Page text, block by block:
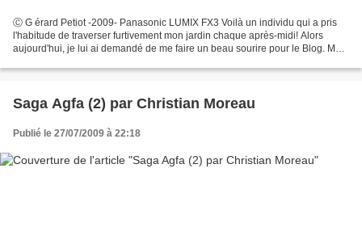
Ⓒ G érard Petiot -2009- Panasonic LUMIX FX3 Voilà un individu qui a pris
l'habitude de traverser furtivement mon jardin chaque après-midi! Alors
aujourd'hui, je lui ai demandé de me faire un beau sourire pour le Blog. Mais
Saga Agfa (2) par Christian Moreau
Publié le 27/07/2009 à 22:18